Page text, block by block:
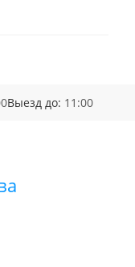
Выезд до: 11:00